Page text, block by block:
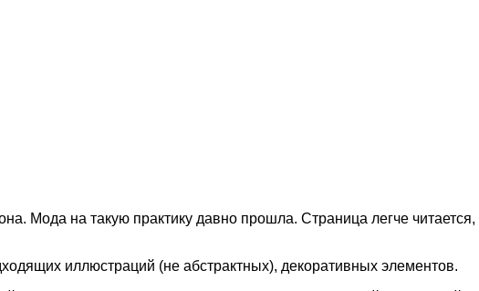
Мода на такую практику давно прошла. Страница легче
иллюстраций (не абстрактных), декоративных элементов.